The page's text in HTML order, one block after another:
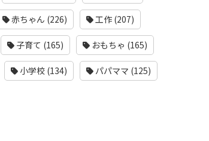
赤ちゃん (226) 工作 (207)
子育て (165) おもちゃ (165)
小学校 (134) パパママ (125)